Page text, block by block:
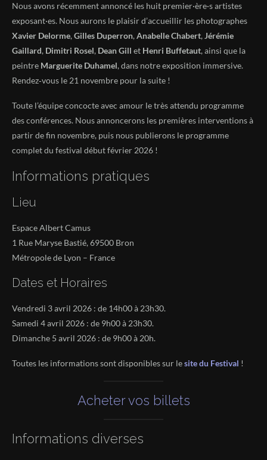
Nous avons récemment annoncé les huit premier·ère·s artistes
exposant·es. Nous aurons le plaisir d’accueillir les photographes
Xavier Delorme, Gilles Duperron, Anabelle Chabert, Jérémie
Gaillard, Dimitri Rosel, Dean Gill et Henri Buffetaut, ainsi que la
peintre Marguerite Duhamel, dans notre exposition immersive.
Rendez‑vous le 21 novembre pour la suite !
Toute l’équipe concocte avec amour le très attendu programme
des conférences. Nous annoncerons les premières interventions à
partir de fin novembre, puis nous publierons le programme
complet du festival début février 2026 !
Informations pratiques
Lieu
Espace Albert Camus
1 Rue Maryse Bastié, 69500 Bron
Métropole de Lyon – France
Dates et Horaires
Vendredi 3 avril 2026 : de 14h00 à 23h30.
Samedi 4 avril 2026 : de 9h00 à 23h30.
Dimanche 5 avril 2026 : de 9h00 à 20h.
Toutes les informations sont disponibles sur lesite du Festival !
Acheter vos billets
Informations diverses